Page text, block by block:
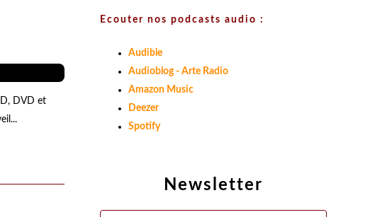
DVD et
Newsletter
Ecouter nos podcasts audio :
Audible
Audioblog - Arte Radio
Amazon Music
Deezer
Spotify